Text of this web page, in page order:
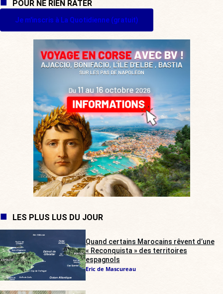
POUR NE RIEN RATER
Je m'inscris à La Quotidienne (gratuit)
LES PLUS LUS DU JOUR
Quand certains Marocains rêvent d’une
« Reconquista » des territoires
espagnols
Eric de Mascureau